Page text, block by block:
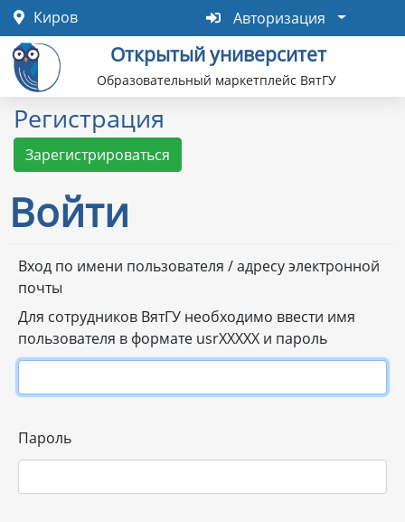
Перейти
к
основному
содержанию
Киров Авторизация
Авторизация
Открытый университет
Образовательный маркетплейс ВятГУ
Регистрация
Зарегистрироваться
Войти
Primary
tabs
Вход по имени пользователя / адресу электронной
почты
Для сотрудников ВятГУ необходимо ввести имя
пользователя в формате usrXXXXX и пароль
Пароль